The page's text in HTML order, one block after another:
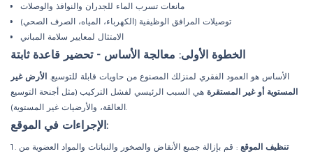
مانعات تسرب الماء للجدران والنوافذ والوصلات
توصيلات المرافق الوظيفية (الكهرباء، المياه، الصرف الصحي)
الامتثال لمعايير سلامة المباني
الخطوة الأولى: معالجة الأساس - تحضير قاعدة ثابتة
الأساس هو العمود الفقري لمنزلك المصنوع من حاويات قابلة للتوسيع. الأرض غير
المستوية أو غير المستقرة هي السبب الرئيسي لفشل التركيب (مثل أجنحة التوسيع
العالقة، والأرضيات غير المستوية).
الإجراءات في الموقع:
تنظيف الموقع : قم بإزالة جميع الأنقاض والصخور والنباتات والمواد العضوية من